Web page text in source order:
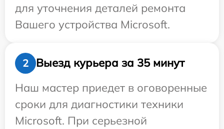
для уточнения деталей ремонта
Вашего устройства Microsoft.
2
Выезд курьера за 35 минут
Наш мастер приедет в оговоренные
сроки для диагностики техники
Microsoft. При серьезной